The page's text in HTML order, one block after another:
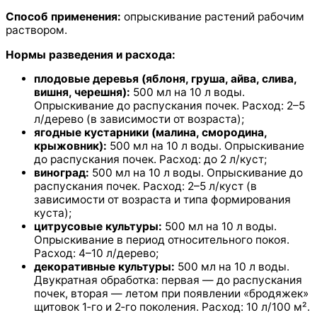
Способ применения: опрыскивание растений рабочим
раствором.
Нормы разведения и расхода:
плодовые деревья (яблоня, груша, айва, слива,
вишня, черешня): 500 мл на 10 л воды.
Опрыскивание до распускания почек. Расход: 2–5
л/дерево (в зависимости от возраста);
ягодные кустарники (малина, смородина,
крыжовник): 500 мл на 10 л воды. Опрыскивание
до распускания почек. Расход: до 2 л/куст;
виноград: 500 мл на 10 л воды. Опрыскивание до
распускания почек. Расход: 2–5 л/куст (в
зависимости от возраста и типа формирования
куста);
цитрусовые культуры: 500 мл на 10 л воды.
Опрыскивание в период относительного покоя.
Расход: 4–10 л/дерево;
декоративные культуры: 500 мл на 10 л воды.
Двукратная обработка: первая — до распускания
почек, вторая — летом при появлении «бродяжек»
щитовок 1‑го и 2‑го поколения. Расход: 10 л/100 м².